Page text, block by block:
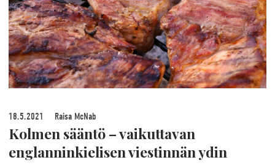
18.5.2021 Raisa McNab
Kolmen sääntö – vaikuttavan
englanninkielisen viestinnän ydin